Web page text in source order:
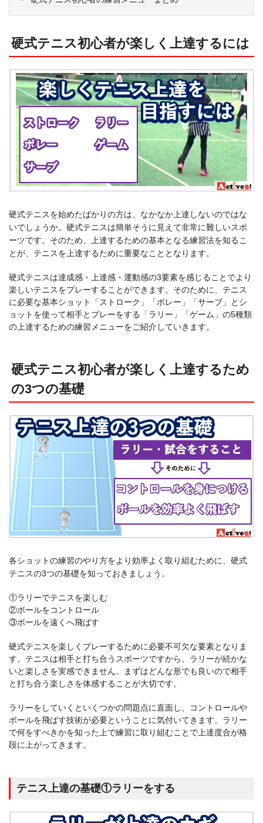
硬式テニス初心者が楽しく上達するには
硬式テニスを始めたばかりの方は、なかなか上達しないのではな
いでしょうか。硬式テニスは簡単そうに見えて非常に難しいスポ
ーツです。そのため、上達するための基本となる練習法を知るこ
とが、テニスを上達するために重要なこととなります。
硬式テニスは達成感・上達感・運動感の3要素を感じることでより
楽しいテニスをプレーすることができます。そのために、テニス
に必要な基本ショット「ストローク」「ボレー」「サーブ」とシ
ョットを使って相手とプレーをする「ラリー」「ゲーム」の5種類
の上達するための練習メニューをご紹介していきます。
硬式テニス初心者が楽しく上達するため
の3つの基礎
各ショットの練習のやり方をより効率よく取り組むために、硬式
テニスの3つの基礎を知っておきましょう。
①ラリーでテニスを楽しむ
②ボールをコントロール
③ボールを遠くへ飛ばす
硬式テニスを楽しくプレーするために必要不可欠な要素となりま
す。テニスは相手と打ち合うスポーツですから、ラリーが続かな
いと楽しさを実感できません。まずはどんな形でも良いので相手
と打ち合う楽しさを体感することが大切です。
ラリーをしていくといくつかの問題点に直面し、コントロールや
ボールを飛ばす技術が必要ということに気付いてきます。ラリー
で何をすべきかを知った上で練習に取り組むことで上達度合が格
段に上がってきます。
テニス上達の基礎①ラリーをする